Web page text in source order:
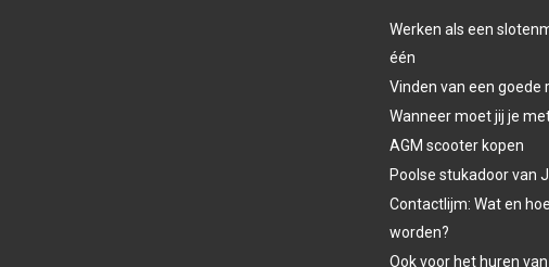
Werken als een
één
Vinden van een goede
Wanneer moet jij je
AGM scooter kopen
Poolse stukadoor van
Contactlijm: Wat en
worden?
Ook voor het huren